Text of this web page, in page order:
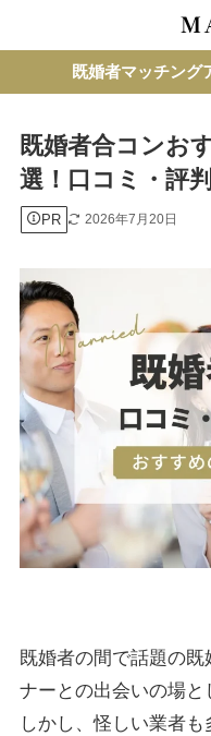
既婚者マッチング
既婚者合コンお
選！口コミ・評
PR 2026年7月20日
既婚者の間で話題の
ナーとの出会いの場と
しかし、怪しい業者